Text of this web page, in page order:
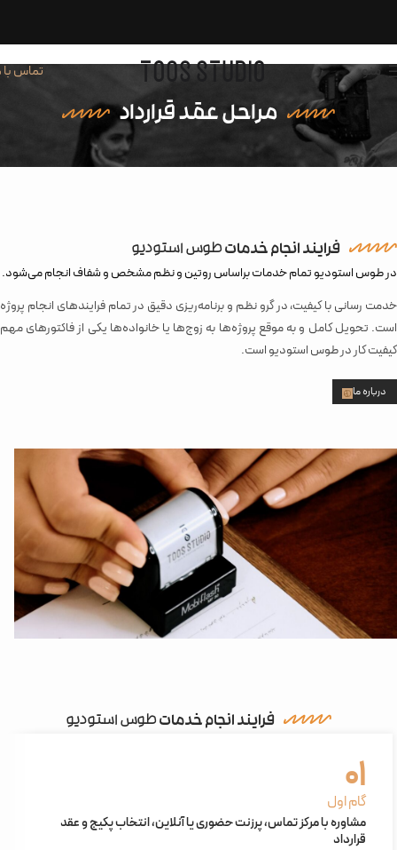
منو تماس با
مراحل عقد قرارداد
فرایند انجام خدماتطوس استودیو
در طوس استودیو تمام خدمات براساس روتین و نظم مشخص و شفاف انجام می‌شود.
خدمت رسانی با کیفیت، در گرو نظم و برنامه‌ریزی دقیق در تمام فرایندهای انجام پروژه
است. تحویل کامل و به موقع پروژه‌ها به زوج‌ها یا خانواده‌ها یکی از فاکتورهای مهم
کیفیت کار در طوس استودیو است.
درباره ما
فرایند انجام خدماتطوس استودیو
01
گام اول
مشاوره با مرکز تماس، پرزنت حضوری یا آنلاین، انتخاب پکیج و عقد
قرارداد